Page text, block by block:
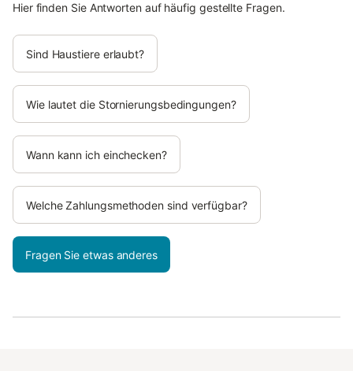
Hier finden Sie Antworten auf häufig gestellte Fragen.
Sind Haustiere erlaubt?
Wie lautet die Stornierungsbedingungen?
Wann kann ich einchecken?
Welche Zahlungsmethoden sind verfügbar?
Fragen Sie etwas anderes